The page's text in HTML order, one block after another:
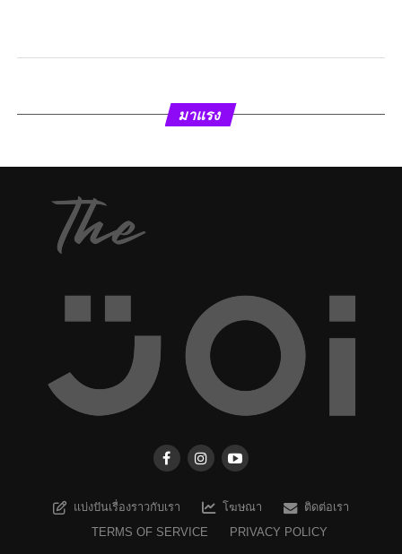
มาแรง
แบ่งปันเรื่องราวกับเรา โฆษณา
ติดต่อเรา
TERMS OF SERVICE
PRIVACY POLICY